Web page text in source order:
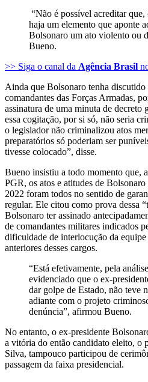
“Não é possível acreditar
haja um elemento que aponte
Bolsonaro um ato violento ou
Bueno.
>> Siga o canal da Agência Brasil
Ainda que Bolsonaro tenha
comandantes das Forças Armadas,
assinatura de uma minuta de decreto
essa cogitação, por si só, não seria
o legislador não criminalizou atos
preparatórios só poderiam ser
tivesse colocado”, disse.
Bueno insistiu a todo momento que,
PGR, os atos e atitudes de
2022 foram todos no sentido de
regular. Ele citou como prova dessa
Bolsonaro ter assinado
de comandantes militares indicados
dificuldade de interlocução da
anteriores desses cargos.
“Está efetivamente, pela
evidenciado que o ex-
dar golpe de Estado, não teve
adiante com o projeto
denúncia”, afirmou Bueno.
No entanto, o ex-presidente
a vitória do então candidato eleito, o
Silva, tampouco participou de
passagem da faixa presidencial.